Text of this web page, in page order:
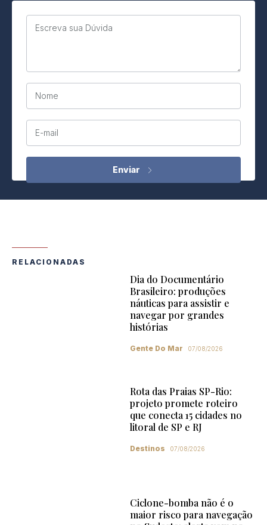
Escreva sua Dúvida
Nome
E-mail
RELACIONADAS
Dia do Documentário
Brasileiro: produções
náuticas para assistir e
navegar por grandes
histórias
Gente Do Mar 07/08/2026
Rota das Praias SP-Rio:
projeto promete roteiro
que conecta 15 cidades no
litoral de SP e RJ
Destinos 07/08/2026
Ciclone-bomba não é o
maior risco para navegação